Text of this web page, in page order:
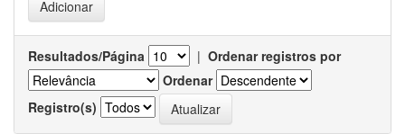
Resultados/Página | Ordenar registros por
Ordenar
Registro(s)